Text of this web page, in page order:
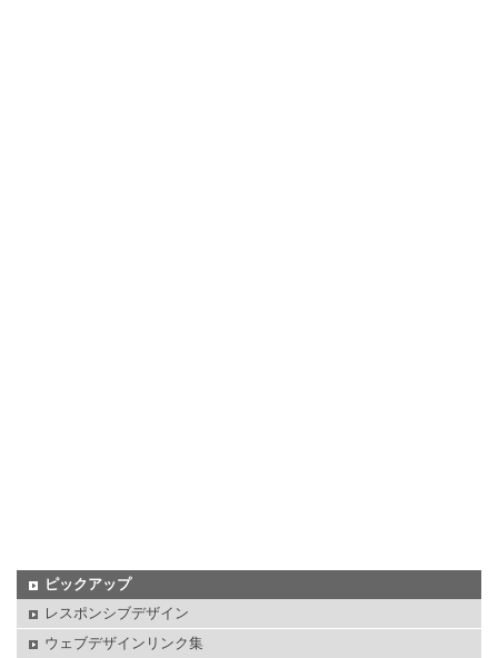
ピックアップ
レスポンシブデザイン
ウェブデザインリンク集